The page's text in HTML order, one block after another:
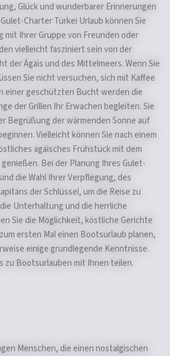
Glück und wunderbarer Erinnerungen
Charter Türkei Urlaub können Sie
mit Ihrer Gruppe von Freunden oder
vielleicht fasziniert sein von der
der Ägäis und des Mittelmeers. Wenn Sie
Sie nicht versuchen, sich mit Kaffee
einer geschützten Bucht werden die
der Grillen Ihr Erwachen begleiten. Sie
Begrüßung der wärmenden Sonne auf
Vielleicht können Sie nach einem
ägäisches Frühstück mit dem
Bei der Planung Ihres Gulet-
die Wahl Ihrer Verpflegung, des
der Schlüssel, um die Reise zu
Unterhaltung und die herrliche
Sie die Möglichkeit, köstliche Gerichte
ersten Mal einen Bootsurlaub planen,
einige grundlegende Kenntnisse.
zu Bootsurlauben mit Ihnen teilen.
Menschen, die einen nostalgischen